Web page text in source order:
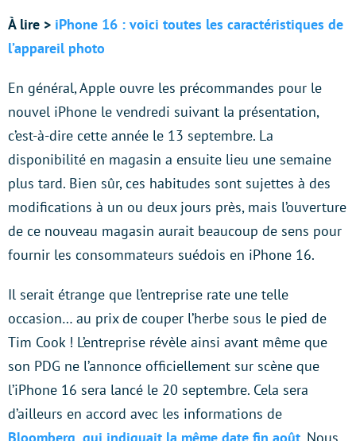
À lire > iPhone 16 : voici toutes les caractéristiques de
l’appareil photo
En général, Apple ouvre les précommandes pour le
nouvel iPhone le vendredi suivant la présentation,
c’est-à-dire cette année le 13 septembre. La
disponibilité en magasin a ensuite lieu une semaine
plus tard. Bien sûr, ces habitudes sont sujettes à des
modifications à un ou deux jours près, mais l’ouverture
de ce nouveau magasin aurait beaucoup de sens pour
fournir les consommateurs suédois en iPhone 16.
Il serait étrange que l’entreprise rate une telle
occasion… au prix de couper l’herbe sous le pied de
Tim Cook ! L’entreprise révèle ainsi avant même que
son PDG ne l’annonce officiellement sur scène que
l’iPhone 16 sera lancé le 20 septembre. Cela sera
d’ailleurs en accord avec les informations de
Bloomberg, qui indiquait la même date fin août . Nous